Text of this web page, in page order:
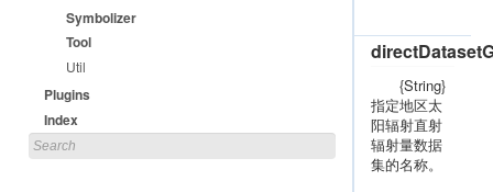
{String}
指定地区太
阳辐射直射
辐射量数据
集的名称。
Symbolizer
Tool
Util
Plugins
Index